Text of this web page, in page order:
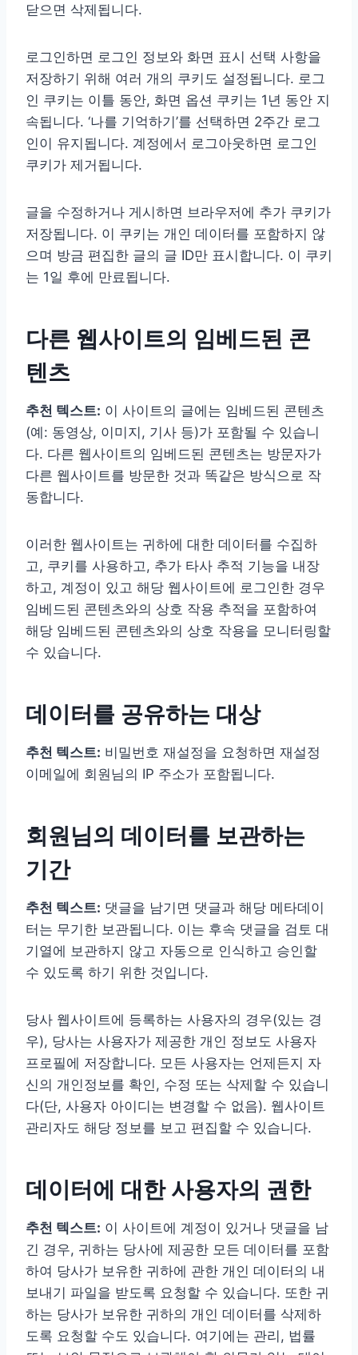
닫으면 삭제됩니다.
로그인하면 로그인 정보와 화면 표시 선택 사항을
저장하기 위해 여러 개의 쿠키도 설정됩니다. 로그
인 쿠키는 이틀 동안, 화면 옵션 쿠키는 1년 동안 지
속됩니다. ‘나를 기억하기’를 선택하면 2주간 로그
인이 유지됩니다. 계정에서 로그아웃하면 로그인
쿠키가 제거됩니다.
글을 수정하거나 게시하면 브라우저에 추가 쿠키가
저장됩니다. 이 쿠키는 개인 데이터를 포함하지 않
으며 방금 편집한 글의 글 ID만 표시합니다. 이 쿠키
는 1일 후에 만료됩니다.
다른 웹사이트의 임베드된 콘
텐츠
추천 텍스트: 이 사이트의 글에는 임베드된 콘텐츠
(예: 동영상, 이미지, 기사 등)가 포함될 수 있습니
다. 다른 웹사이트의 임베드된 콘텐츠는 방문자가
다른 웹사이트를 방문한 것과 똑같은 방식으로 작
동합니다.
이러한 웹사이트는 귀하에 대한 데이터를 수집하
고, 쿠키를 사용하고, 추가 타사 추적 기능을 내장
하고, 계정이 있고 해당 웹사이트에 로그인한 경우
임베드된 콘텐츠와의 상호 작용 추적을 포함하여
해당 임베드된 콘텐츠와의 상호 작용을 모니터링할
수 있습니다.
데이터를 공유하는 대상
추천 텍스트: 비밀번호 재설정을 요청하면 재설정
이메일에 회원님의 IP 주소가 포함됩니다.
회원님의 데이터를 보관하는
기간
추천 텍스트: 댓글을 남기면 댓글과 해당 메타데이
터는 무기한 보관됩니다. 이는 후속 댓글을 검토 대
기열에 보관하지 않고 자동으로 인식하고 승인할
수 있도록 하기 위한 것입니다.
당사 웹사이트에 등록하는 사용자의 경우(있는 경
우), 당사는 사용자가 제공한 개인 정보도 사용자
프로필에 저장합니다. 모든 사용자는 언제든지 자
신의 개인정보를 확인, 수정 또는 삭제할 수 있습니
다(단, 사용자 아이디는 변경할 수 없음). 웹사이트
관리자도 해당 정보를 보고 편집할 수 있습니다.
데이터에 대한 사용자의 권한
추천 텍스트: 이 사이트에 계정이 있거나 댓글을 남
긴 경우, 귀하는 당사에 제공한 모든 데이터를 포함
하여 당사가 보유한 귀하에 관한 개인 데이터의 내
보내기 파일을 받도록 요청할 수 있습니다. 또한 귀
하는 당사가 보유한 귀하의 개인 데이터를 삭제하
도록 요청할 수도 있습니다. 여기에는 관리, 법률